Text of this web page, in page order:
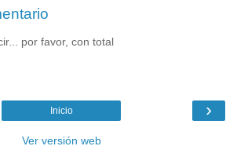
por favor, con total
›
Inicio
Ver versión web